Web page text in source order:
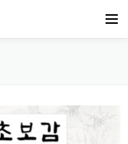
메뉴